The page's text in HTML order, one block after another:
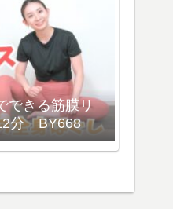
できる筋膜リ
分 BY668